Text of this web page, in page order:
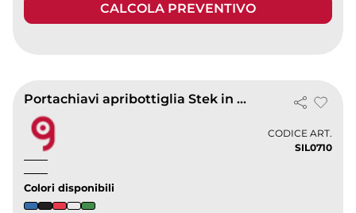
CALCOLA PREVENTIVO
Portachiavi apribottiglia Stek in metallo, forma bottiglia 14g
CODICE ART.
SIL0710
Colori disponibili